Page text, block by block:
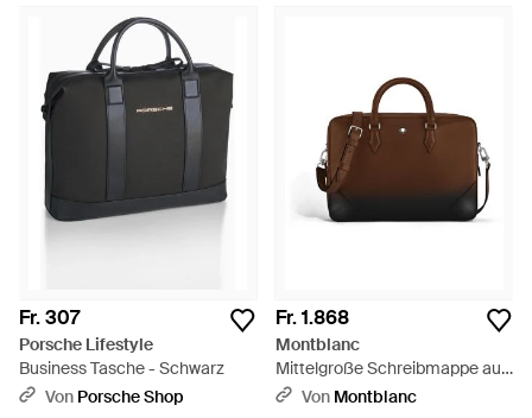
Fr. 307
Porsche Lifestyle
Business Tasche - Schwarz
Von Porsche Shop
Fr. 1.868
Montblanc
Mittelgroße Schreibmappe aus
Meisterstück Sfumato-Leder -
Von Montblanc